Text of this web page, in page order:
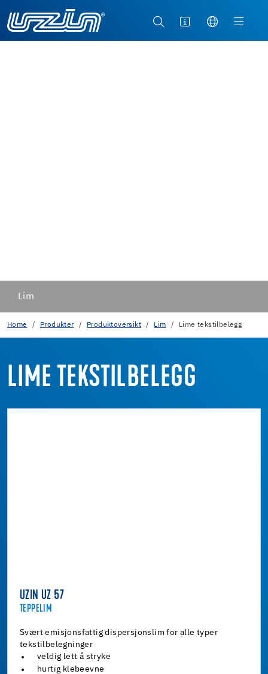
Lim
Home Produkter Produktoversikt Lim Lime tekstilbelegg
LIME TEKSTILBELEGG
UZIN UZ 57
TEPPELIM
Svært emisjonsfattig dispersjonslim for alle typer
tekstilbelegninger
veldig lett å stryke
hurtig klebeevne